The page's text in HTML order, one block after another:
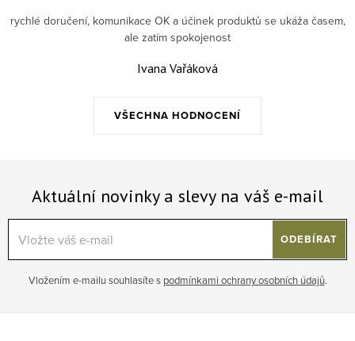
VŠECHNA HODNOCENÍ
rychlé doručení, komunikace OK a účinek produktů se ukáža časem,
ale zatím spokojenost
Ivana Vařáková
Aktuální novinky a slevy na váš e-mail
Vložením e-mailu souhlasíte s podmínkami ochrany osobních údajů.
ODEBÍRAT